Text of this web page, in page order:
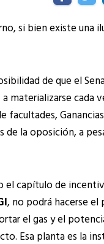
si bien existe una
de que el
cada
de la oposición, a
capítulo de
, no podrá hacerse
el gas y el
Esa planta es la